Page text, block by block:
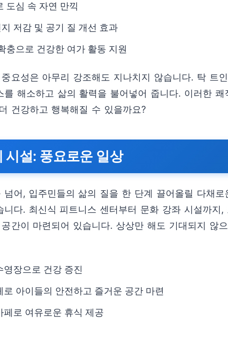
도심 속 자연 만끽
저감 및 공기 질 개선 효과
충으로 건강한 여가 활동 지원
요성은 아무리 강조해도 지나치지 않습니다. 탁 트
를 해소하고 삶의 활력을 불어넣어 줍니다. 이러한 쾌
건강하고 행복해질 수 있을까요?
시설: 풍요로운 일상
어, 입주민들의 삶의 질을 한 단계 끌어올릴 다채로
다. 최신식 피트니스 센터부터 문화 강좌 시설까지,
간이 마련되어 있습니다. 상상만 해도 기대되지 않
장으로 건강 증진
아이들의 안전하고 즐거운 공간 마련
로 여유로운 휴식 제공